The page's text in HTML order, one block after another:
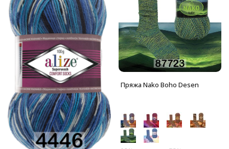
Пряжа Nako Boho Desen